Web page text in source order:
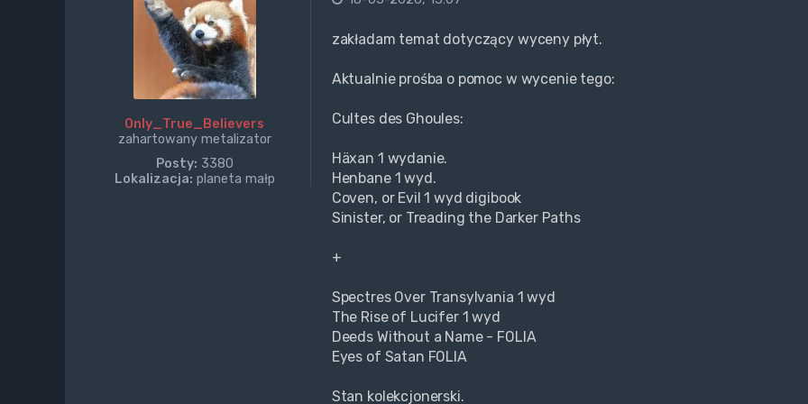
Only_True_Believers
zahartowany metalizator
Posty: 3380
Lokalizacja: planeta małp
zakładam temat dotyczący wyceny płyt.
Aktualnie prośba o pomoc w wycenie tego:
Cultes des Ghoules:
Häxan 1 wydanie.
Henbane 1 wyd.
Coven, or Evil 1 wyd digibook
Sinister, or Treading the Darker Paths
+
Spectres Over Transylvania 1 wyd
The Rise of Lucifer 1 wyd
Deeds Without a Name - FOLIA
Eyes of Satan FOLIA
Stan kolekcjonerski.